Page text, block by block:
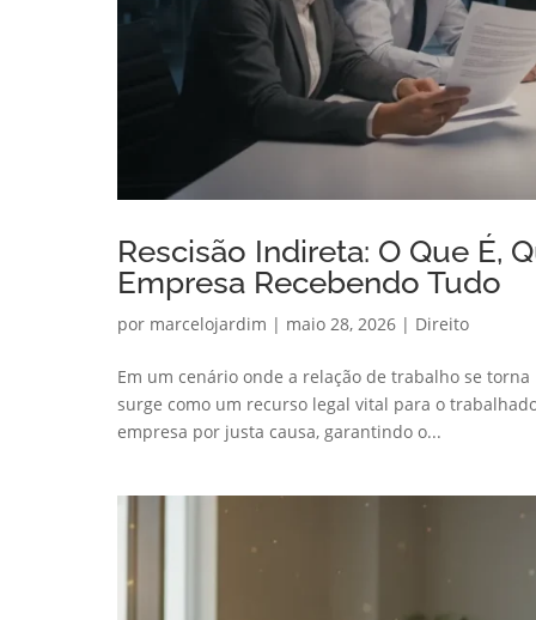
Rescisão Indireta: O Que É,
Empresa Recebendo Tudo
por marcelojardim | maio 28, 2026 | Direito
Em um cenário onde a relação de trabalho se
surge como um recurso legal vital para o
empresa por justa causa, garantindo o...